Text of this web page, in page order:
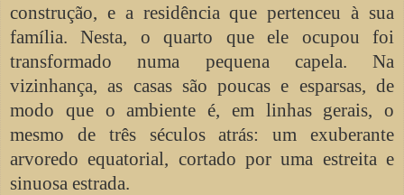
construção, e a residência que pertenceu à sua
família. Nesta, o quarto que ele ocupou foi
transformado numa pequena capela. Na
vizinhança, as casas são poucas e esparsas, de
modo que o ambiente é, em linhas gerais, o
mesmo de três séculos atrás: um exuberante
arvoredo equatorial, cortado por uma estreita e
sinuosa estrada.